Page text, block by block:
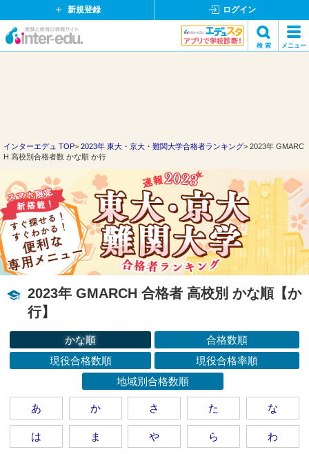
新規登録 ログイン
イ
ド
ッ
ト
コ
ム
検 索 メニュー
インターエデュ TOP 2023年 東大・京大・難関大学合格者ランキング
2023年 GMARC
H 高校別合格者数 かな順 か行
2023年 GMARCH 合格者 高校別 かな順【か
行】
かな順
合格数順
現役合格数順
現役合格率順
地域別合格数順
あ か さ た な
は ま や ら わ